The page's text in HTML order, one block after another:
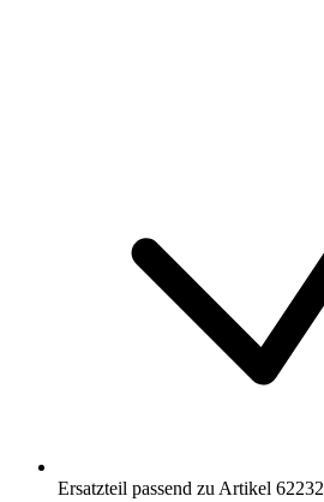
Ersatzteil passend zu Artikel 62232